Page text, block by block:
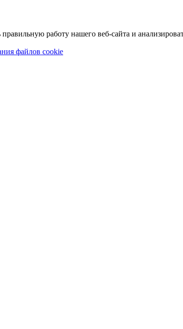
работу нашего веб-сайта и
файлов cookie